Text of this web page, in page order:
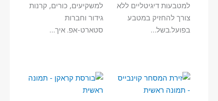
למטבעות דיגיטליים ללא
צורך להחזיק במטבע
בפועל.בשל…
למשקיעים, כורים, קרנות
גידור וחברות
סטארט-אפ. איך…